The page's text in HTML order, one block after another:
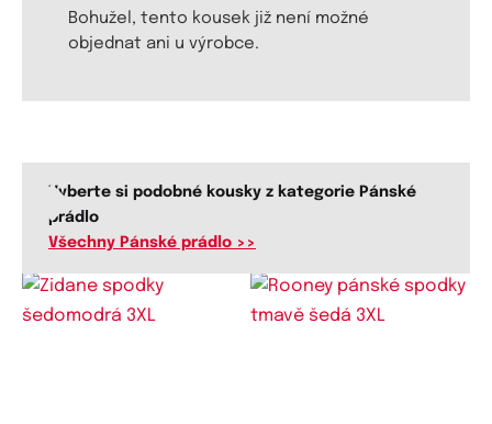
Bohužel, tento kousek již není možné
objednat ani u výrobce.
Vyberte si podobné kousky z kategorie Pánské
prádlo
Všechny Pánské prádlo >>